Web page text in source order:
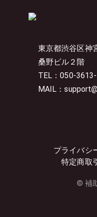
東京都渋谷区神
桑野ビル２階
TEL：050-
MAIL：
プライバシ
特定商取
© 補